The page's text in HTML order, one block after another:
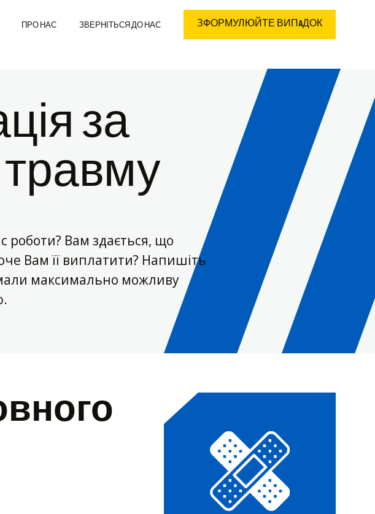
ПРО НАС ЗВЕРНІТЬСЯ ДО НАС ЗФОРМУЛЮЙТЕ ВИПAДОК
за
роботи? Вам здається, що
Вам її виплатити? Напишіть
максимально можливу